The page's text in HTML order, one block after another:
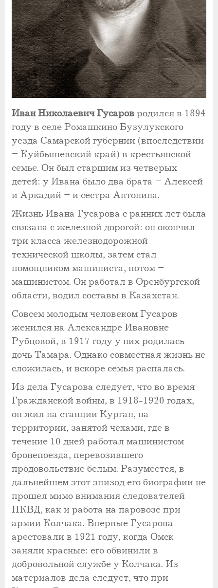
Иван Николаевич Гусаров родился в 1894
году в селе Ромашкино Бузулукского
уезда Самарской губернии (впоследствии
– Куйбышевский край) в крестьянской
семье. Он был старшим из четверых
детей: у Ивана было два брата – Алексей
и Аркадий – и сестра Антонина.
Жизнь Ивана Гусарова с ранних лет была
связана с железной дорогой: он окончил
три класса железнодорожной
технической школы, затем стал
помощником машиниста, потом –
машинистом. Он работал в Оренбургской
области, водил составы в Казахстан.
Совсем молодым человеком Гусаров
женился на Александре Ивановне
Рубцовой, в 1917 году у них родилась
дочь Тамара. Однако совместная жизнь не
сложилась, и вскоре семья распалась.
Из дела Гусарова следует, что во время
Гражданской войны, в 1918-1920 годах,
он жил на станции Курган, на
территории, занятой чехами, где в
течение 10 дней работал машинистом
бронепоезда, перевозившего
продовольствие белым. Разумеется, в
дальнейшем этот эпизод его биографии не
прошел мимо внимания следователей
НКВД, как и работа на паровозе при
армии Колчака. Впервые Гусарова
арестовали в 1921 году, когда Омск
заняли красные: его обвинили в
добровольной службе у Колчака. Из
материалов дела следует, что при